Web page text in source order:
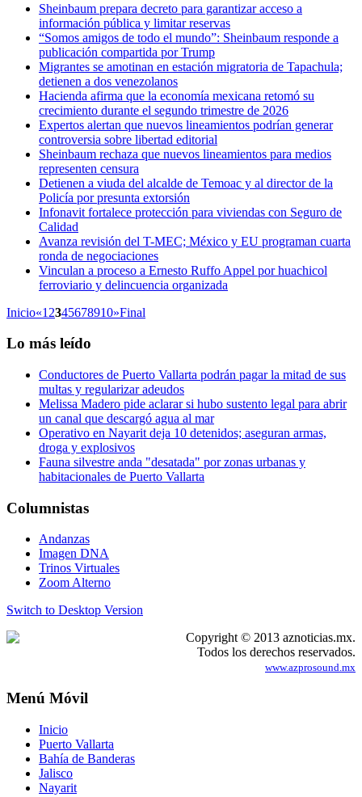
Sheinbaum prepara decreto para garantizar acceso a
información pública y limitar reservas
“Somos amigos de todo el mundo”: Sheinbaum responde a
publicación compartida por Trump
Migrantes se amotinan en estación migratoria de Tapachula;
detienen a dos venezolanos
Hacienda afirma que la economía mexicana retomó su
crecimiento durante el segundo trimestre de 2026
Expertos alertan que nuevos lineamientos podrían generar
controversia sobre libertad editorial
Sheinbaum rechaza que nuevos lineamientos para medios
representen censura
Detienen a viuda del alcalde de Temoac y al director de la
Policía por presunta extorsión
Infonavit fortalece protección para viviendas con Seguro de
Calidad
Avanza revisión del T-MEC; México y EU programan cuarta
ronda de negociaciones
Vinculan a proceso a Ernesto Ruffo Appel por huachicol
ferroviario y delincuencia organizada
Inicio«1 2345678910»Final
Lo más leído
Conductores de Puerto Vallarta podrán pagar la mitad de sus
multas y regularizar adeudos
Melissa Madero pide aclarar si hubo sustento legal para abrir
un canal que descargó agua al mar
Operativo en Nayarit deja 10 detenidos; aseguran armas,
droga y explosivos
Fauna silvestre anda "desatada" por zonas urbanas y
habitacionales de Puerto Vallarta
Columnistas
Andanzas
Imagen DNA
Trinos Virtuales
Zoom Alterno
Switch to Desktop Version
Copyright © 2013 aznoticias.mx.
Todos los derechos reservados.
www.azprosound.mx
Menú Móvil
Inicio
Puerto Vallarta
Bahía de Banderas
Jalisco
Nayarit